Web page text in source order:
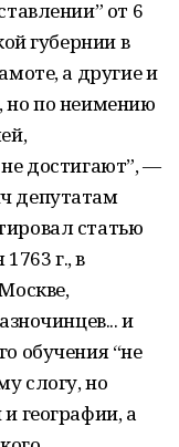
от 6
губернии в
а другие и
но по неимению
достигают”, —
депутатам
статью
г., в
и
обучения “не
слогу, но
географии, а